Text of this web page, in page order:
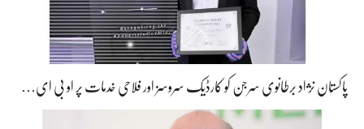
پاکستان نژاد برطانوی سرجن کو کارڈیک سروسز اور فلاحی خدمات پر او بی ای…